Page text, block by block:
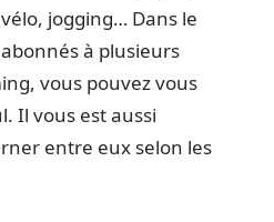
jogging… Dans le
à plusieurs
vous pouvez vous
Il vous est aussi
entre eux selon les